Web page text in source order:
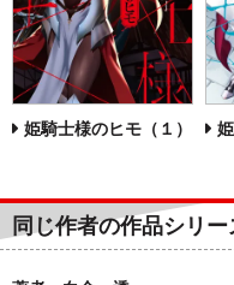
姫騎士様のヒモ（１）
同じ作者の作品シリー